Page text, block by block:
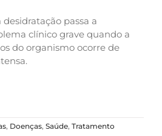
passa a
clínico grave quando a
do organismo ocorre de
, Doenças, Saúde, Tratamento